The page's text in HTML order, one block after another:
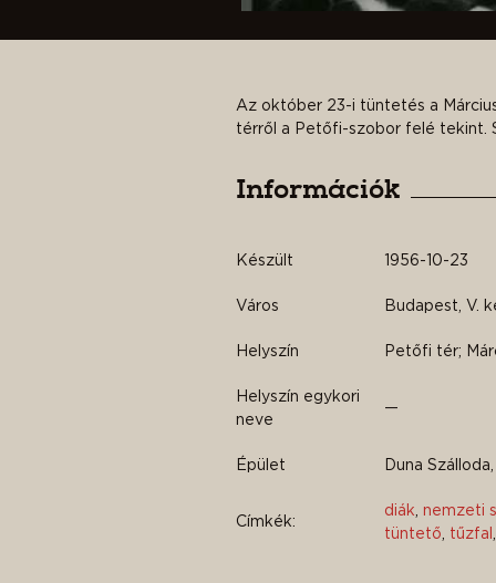
Az október 23-i tüntetés a
térről a Petőfi-szobor felé tekint.
Információk
Készült 1956-10-23
Város Budapest, V.
Helyszín Petőfi tér;
Helyszín egykori
neve
—
Épület Duna
Címkék:
diák, nemzeti
tüntető, tűzfal